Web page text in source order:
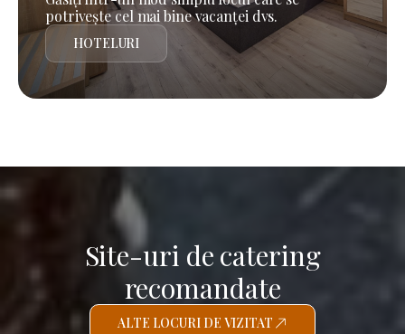
potrivește cel mai bine vacanței dvs.
HOTELURI
Site-uri de catering
recomandate
ALTE LOCURI DE VIZITAT